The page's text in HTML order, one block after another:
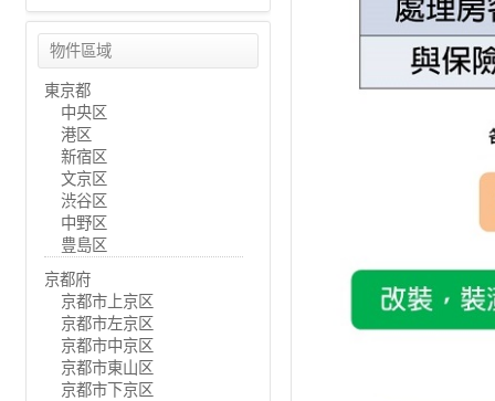
物件區域
東京都
中央区
港区
新宿区
文京区
渋谷区
中野区
豊島区
京都府
京都市上京区
京都市左京区
京都市中京区
京都市東山区
京都市下京区